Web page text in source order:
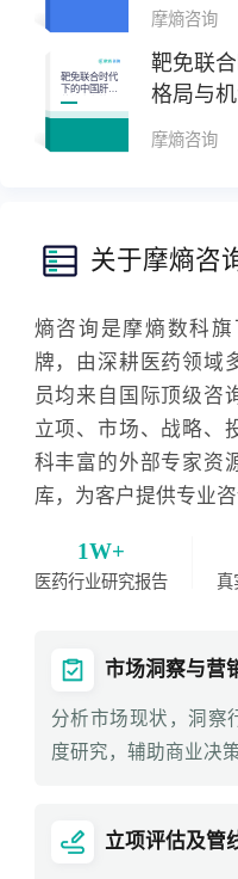
摩熵咨询
靶免联合时代
下的中国肝癌
药物竞争格局
与机会洞察
靶免联
格局与
摩熵咨询
关于摩熵咨
熵咨询是摩熵数科
牌，由深耕医药领域
员均来自国际顶级咨
立项、市场、战略、
科丰富的外部专家资
库，为客户提供专业
1W+
医药行业研究报告 真
市场洞察与营
分析市场现状，洞察
度研究，辅助商业决策
立项评估及管